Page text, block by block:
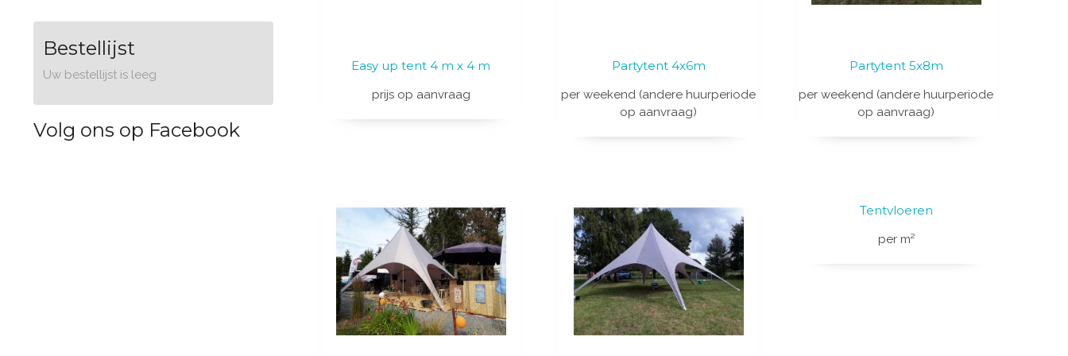
Easy up tent 4 m x 4 m
prijs op aanvraag
Partytent 4x6m
per weekend (andere huurperiode
op aanvraag)
Partytent 5x8m
per weekend (andere huurperiode
op aanvraag)
Tentvloeren
per m²
Bestellijst
Uw bestellijst is leeg
Volg ons op Facebook